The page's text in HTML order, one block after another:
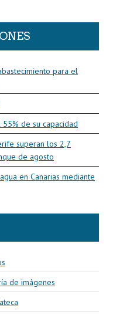
para el
de su capacidad
superan los 2,7
de agosto
en Canarias mediante
de imágenes